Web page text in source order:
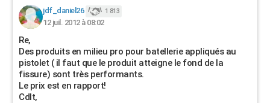
jdf_daniel26 1 813
12 juil. 2012 à 08:02
Re,
Des produits en milieu pro pour batellerie appliqués au
pistolet ( il faut que le produit atteigne le fond de la
fissure) sont très performants.
Le prix est en rapport!
Cdlt,